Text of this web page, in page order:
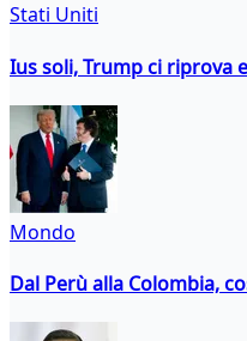
Stati Uniti
Ius soli, Trump ci riprova
Mondo
Dal Perù alla Colombia,